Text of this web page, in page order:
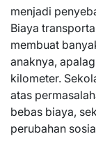
menjadi
Biaya
membuat
anaknya,
kilometer.
atas
bebas biaya,
perubahan